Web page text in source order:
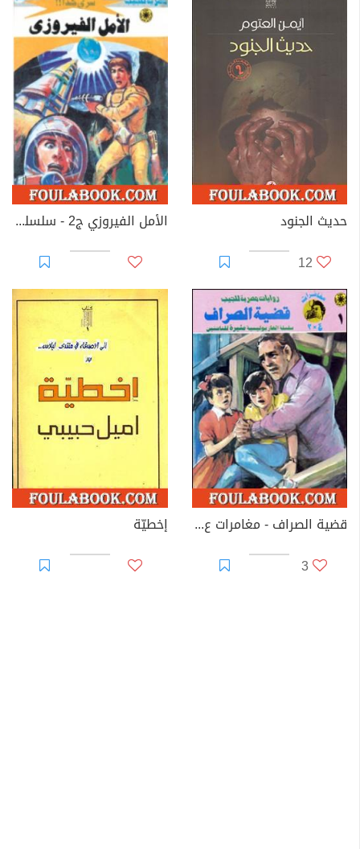
حديث الجنود
12
الأمل الفيروزي ج2 - سلسلة ملف المستقبل
قضية الصراف - مغامرات ع×2
3
إخطيّة